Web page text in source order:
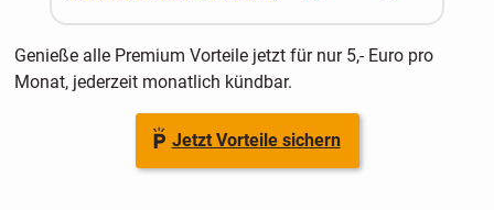
Genieße alle Premium Vorteile jetzt für nur 5,- Euro pro
Monat, jederzeit monatlich kündbar.
Jetzt Vorteile sichern